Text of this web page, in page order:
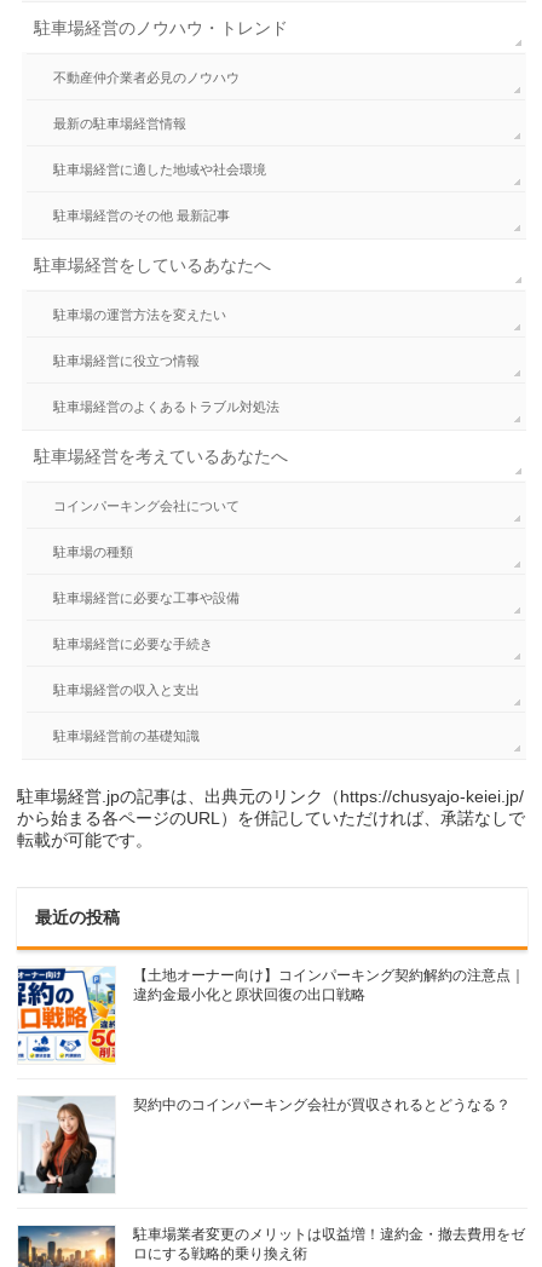
駐車場経営のノウハウ・トレンド
不動産仲介業者必見のノウハウ
最新の駐車場経営情報
駐車場経営に適した地域や社会環境
駐車場経営のその他 最新記事
駐車場経営をしているあなたへ
駐車場の運営方法を変えたい
駐車場経営に役立つ情報
駐車場経営のよくあるトラブル対処法
駐車場経営を考えているあなたへ
コインパーキング会社について
駐車場の種類
駐車場経営に必要な工事や設備
駐車場経営に必要な手続き
駐車場経営の収入と支出
駐車場経営前の基礎知識
駐車場経営.jpの記事は、出典元のリンク（https://chusyajo-keiei.jp/
から始まる各ページのURL）を併記していただければ、承諾なしで
転載が可能です。
最近の投稿
【土地オーナー向け】コインパーキング契約解約の注意点｜
違約金最小化と原状回復の出口戦略
契約中のコインパーキング会社が買収されるとどうなる？
駐車場業者変更のメリットは収益増！違約金・撤去費用をゼ
ロにする戦略的乗り換え術